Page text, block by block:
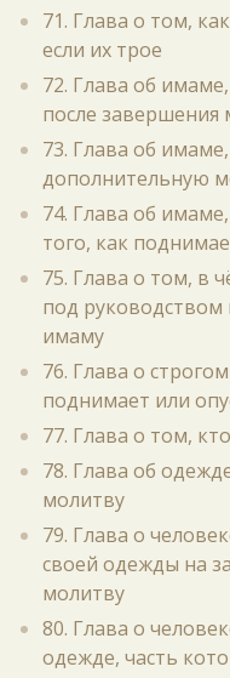
71. Глава о том,
если их трое
72. Глава об
после завершения
73. Глава об
дополнительную
74. Глава об
того, как
75. Глава о том, в
под
имаму
76. Глава о
поднимает или
77. Глава о том,
78. Глава об
молитву
79. Глава о
своей одежды на
молитву
80. Глава о
одежде, часть